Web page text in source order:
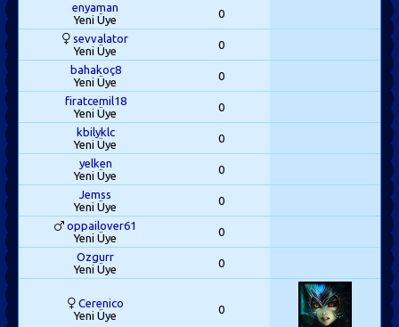
enyaman
Yeni Üye
0
sevvalator
Yeni Üye
0
bahakoç8
Yeni Üye
0
firatcemil18
Yeni Üye
0
kbilyklc
Yeni Üye
0
yelken
Yeni Üye
0
Jemss
Yeni Üye
0
oppailover61
Yeni Üye
0
Ozgurr
Yeni Üye
0
Cerenico
Yeni Üye
0